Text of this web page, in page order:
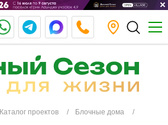
Каталог проектов Блочные дома